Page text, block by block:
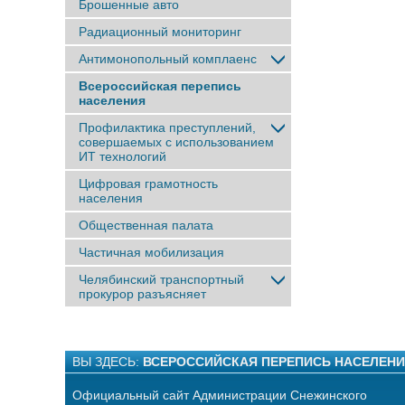
Брошенные авто
Радиационный мониторинг
Антимонопольный комплаенс
Всероссийская перепись
населения
Профилактика преступлений,
совершаемых с использованием
ИТ технологий
Цифровая грамотность
населения
Общественная палата
Частичная мобилизация
Челябинский транспортный
прокурор разъясняет
ВЫ ЗДЕСЬ: ВСЕРОССИЙСКАЯ ПЕРЕПИСЬ
Официальный сайт Администрации Снежинского